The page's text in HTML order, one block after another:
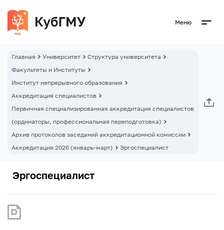
Меню
Главная Университет
Структура университета
Факультеты и Институты
Институт непрерывного образования
Аккредитация специалистов
Первичная специализированная аккредитация специалистов
(ординаторы, профессиональная переподготовка)
Архив протоколов заседаний аккредитационной комиссии
Аккредитация 2026 (январь-март)
Эргоспециалист
Эргоспециалист